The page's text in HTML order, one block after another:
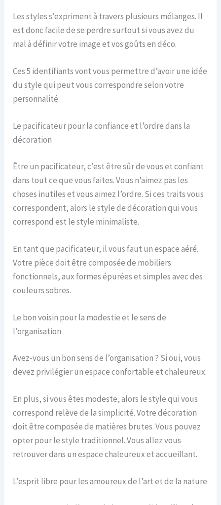
Les styles s’expriment à travers plusieurs mélanges. Il
est donc facile de se perdre surtout si vous avez du
mal à définir votre image et vos goûts en déco.
Ces 5 identifiants vont vous permettre d’avoir une idée
du style qui peut vous correspondre selon votre
personnalité.
Le pacificateur pour la confiance et l’ordre dans la
décoration
Être un pacificateur, c’est être sûr de vous et confiant
dans tout ce que vous faites. Vous n’aimez pas les
choses inutiles et vous aimez l’ordre. Si ces traits vous
correspondent, alors le style de décoration qui vous
correspond est le style minimaliste.
En tant que pacificateur, il vous faut un espace aéré.
Votre pièce doit être composée de mobiliers
fonctionnels, aux formes épurées et simples avec des
couleurs sobres.
Le bon voisin pour la modestie et le sens de
l’organisation
Avez-vous un bon sens de l’organisation ? Si oui, vous
devez privilégier un espace confortable et chaleureux.
En plus, si vous êtes modeste, alors le style qui vous
correspond relève de la simplicité. Votre décoration
doit être composée de matières brutes. Vous pouvez
opter pour le style traditionnel. Vous allez vous
retrouver dans un espace chaleureux et accueillant.
L’esprit libre pour les amoureux de l’art et de la nature